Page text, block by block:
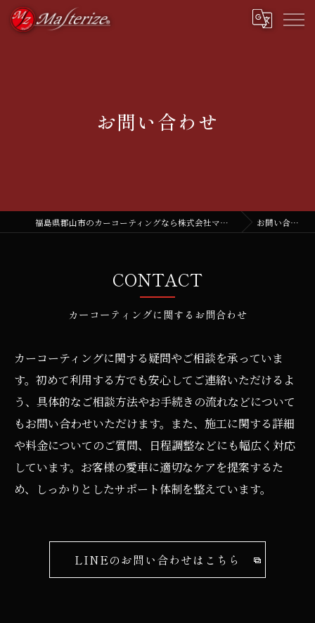
お問い合わせ
福島県郡山市のカーコーティングなら株式会社マスタライズ お問い合わせ
カーコーティングに関するお問合わせ
CONTACT
カーコーティングに関する疑問やご相談を承っていま
す。初めて利用する方でも安心してご連絡いただけるよ
う、具体的なご相談方法やお手続きの流れなどについて
もお問い合わせいただけます。また、施工に関する詳細
や料金についてのご質問、日程調整などにも幅広く対応
しています。お客様の愛車に適切なケアを提案するた
め、しっかりとしたサポート体制を整えています。
LINEのお問い合わせはこちら